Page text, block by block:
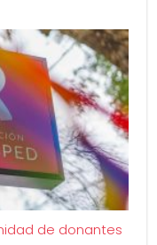
de donantes